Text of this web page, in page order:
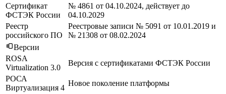
Сертификат
ФСТЭК России
№ 4861 от 04.10.2024, действует до
04.10.2029
Реестр
российского ПО
Реестровые записи № 5091 от 10.01.2019 и
№ 21308 от 08.02.2024
Версии
ROSA
Virtualization 3.0
Версия с сертификатами ФСТЭК России
РОСА
Виртуализация 4
Новое поколение платформы